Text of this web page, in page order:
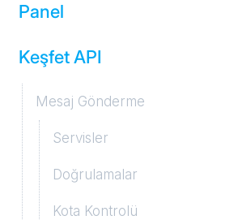
Panel
Giriş
İstatistik ve Raporlar
Mesaj Gönderimi
Gelen Mesajlar
Servis Yönetimi
Keşfet API
Mesaj Gönderme
Servisler
Tek kullanıcıya veya tüm
Doğrulamalar
Kota Kontrolü